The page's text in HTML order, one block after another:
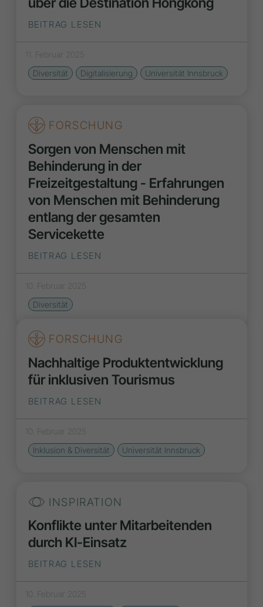
BEITRAG LESEN
11. Februar 2025
Diversität
Digitalisierung Universität Innsbruck
FORSCHUNG
Sorgen von Menschen mit
Behinderung in der
Freizeitgestaltung - Erfahrungen
von Menschen mit Behinderung
entlang der gesamten
Servicekette
BEITRAG LESEN
10. Februar 2025
Diversität
FORSCHUNG
Nachhaltige Produktentwicklung
für inklusiven Tourismus
BEITRAG LESEN
10. Februar 2025
Inklusion & Diversität
Universität Innsbruck
INSPIRATION
Konflikte unter Mitarbeitenden
durch KI-Einsatz
BEITRAG LESEN
10. Februar 2025